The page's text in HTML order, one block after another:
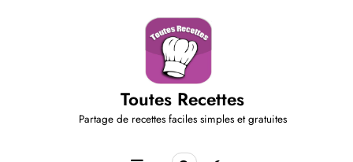
Toutes Recettes
Partage de recettes faciles simples et gratuites